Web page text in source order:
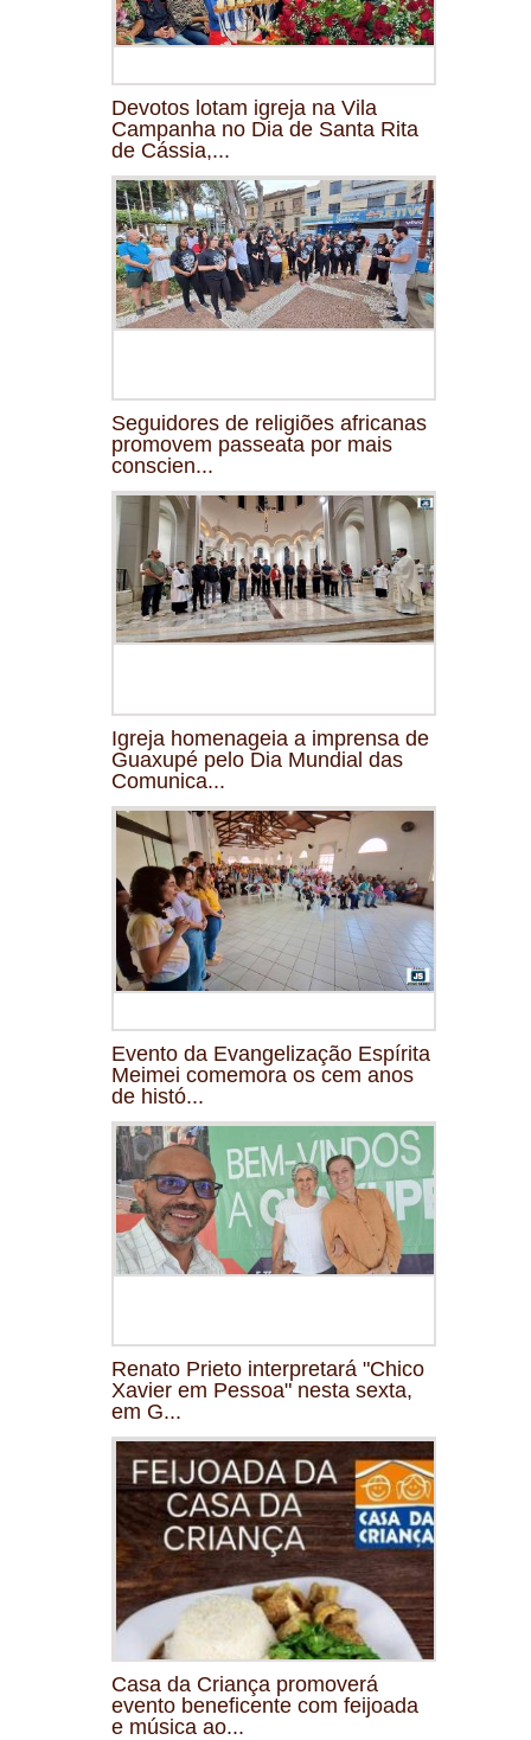
Devotos lotam igreja na Vila
Campanha no Dia de Santa Rita
de Cássia,...
Seguidores de religiões africanas
promovem passeata por mais
conscien...
Igreja homenageia a imprensa de
Guaxupé pelo Dia Mundial das
Comunica...
Evento da Evangelização Espírita
Meimei comemora os cem anos
de histó...
Renato Prieto interpretará "Chico
Xavier em Pessoa" nesta sexta,
em G...
Casa da Criança promoverá
evento beneficente com feijoada
e música ao...